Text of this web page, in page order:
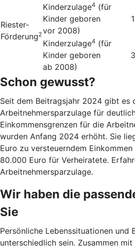
Riester-
Förderung2
Kinderzulage4 (für
Kinder geboren
vor 2008)
Kinderzulage4 (für
Kinder geboren
ab 2008)
Schon gewusst?
Seit dem Beitragsjahr 2024 gibt es
Arbeitnehmersparzulage für
Einkommensgrenzen für die
wurden Anfang 2024 erhöht. Sie
Euro zu versteuerndem
80.000 Euro für Verheiratete.
Arbeitnehmersparzulage.
Wir haben die
Sie
Persönliche Lebenssituationen und
unterschiedlich sein. Zusammen mit